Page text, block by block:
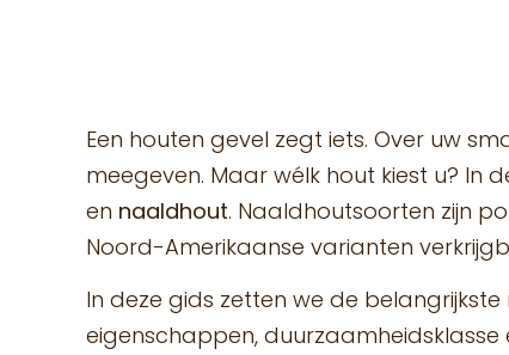
Een houten gevel zegt iets. Over uw
meegeven. Maar wélk hout kiest u? In
en naaldhout. Naaldhoutsoorten zijn
Noord-Amerikaanse varianten
In deze gids zetten we de
eigenschappen,